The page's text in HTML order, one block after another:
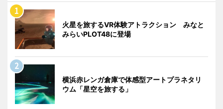
火星を旅するVR体験アトラクション みなと
みらいPLOT48に登場
横浜赤レンガ倉庫で体感型アートプラネタリ
ウム「星空を旅する」